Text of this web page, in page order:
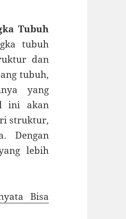
Tubuh
tubuh
dan
tubuh,
yang
ini akan
struktur,
Dengan
lebih
Bisa